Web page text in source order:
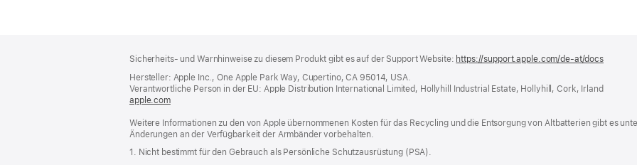
Sicherheits- und Warnhinweise zu diesem Produkt gibt es auf der Support Website: https://support.apple.com/de-at/docs(öffnet
Fenster)
Hersteller: Apple Inc., One Apple Park Way, Cupertino, CA 95014, USA.
Verantwortliche Person in der EU: Apple Distribution International Limited, Hollyhill Industrial Estate, Hollyhill, Cork, Irland
apple.com(öffnet
neues
Fenster)
Weitere Informationen zu den von Apple übernommenen Kosten für das Recycling und die Entsorgung von Altbatterien gibt es
Änderungen an der Verfügbarkeit der Armbänder vorbehalten.
1. Nicht bestimmt für den Gebrauch als Persönliche Schutzausrüstung (PSA).